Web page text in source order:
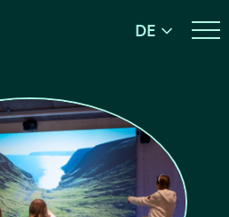
DE